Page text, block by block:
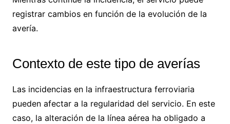
registrar cambios en función de la evolución de la
avería.
Contexto de este tipo de averías
Las incidencias en la infraestructura ferroviaria
pueden afectar a la regularidad del servicio. En este
caso, la alteración de la línea aérea ha obligado a